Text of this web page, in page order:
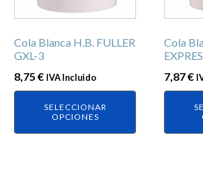
Cola Blanca H.B. FULLER
GXL-3
8,75 € IVA Incluido
SELECCIONAR
OPCIONES
opciones
pueden
elegir
en
la
página
de
Cola
7,87€
pueden
elegir
en
la
página
de